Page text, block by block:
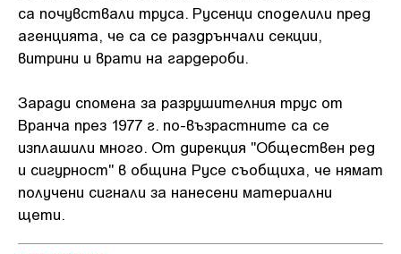
са почувствали труса. Русенци споделили пред
агенцията, че са се раздрънчали секции,
витрини и врати на гардероби.
Заради спомена за разрушителния трус от
Вранча през 1977 г. по-възрастните са се
изплашили много. От дирекция "Обществен ред
и сигурност" в община Русе съобщиха, че нямат
получени сигнали за нанесени материални
щети.